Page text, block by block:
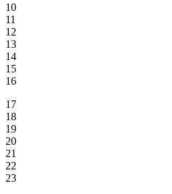
10
11
12
13
14
15
16
17
18
19
20
21
22
23